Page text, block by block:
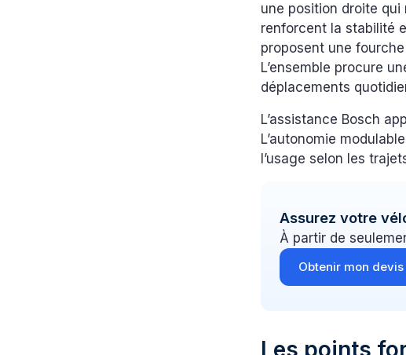
une position droite
renforcent la stabilité
proposent une
L’ensemble procure
déplacements
L’assistance Bosch
L’autonomie
l’usage selon les
Assurez votre
À partir de
Obtenir mon
Les points